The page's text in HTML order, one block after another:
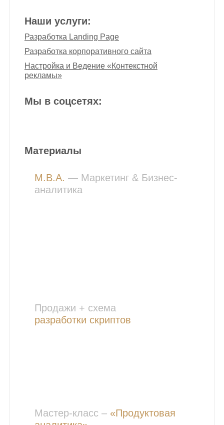
Наши услуги:
Разработка Landing Page
Разработка корпоративного сайта
Настройка и Ведение «Контекстной
рекламы»
Мы в соцсетях:
Материалы
M.B.A. — Маркетинг &Бизнес-
аналитика
Продажи + схема
разработки скриптов
Мастер-класс – «Продуктовая